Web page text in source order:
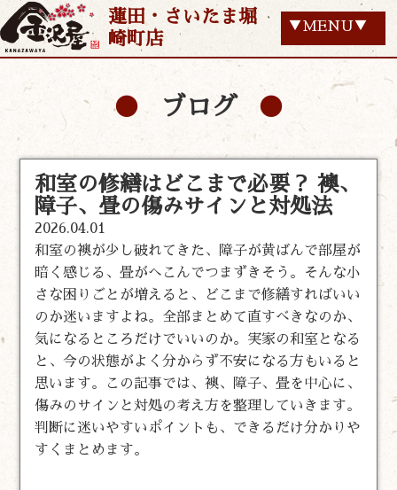
蓮田・さいたま堀
崎町店
▼MENU▼
ブログ
和室の修繕はどこまで必要？ 襖、
障子、畳の傷みサインと対処法
2026.04.01
和室の襖が少し破れてきた、障子が黄ばんで部屋が
暗く感じる、畳がへこんでつまずきそう。そんな小
さな困りごとが増えると、どこまで修繕すればいい
のか迷いますよね。全部まとめて直すべきなのか、
気になるところだけでいいのか。実家の和室となる
と、今の状態がよく分からず不安になる方もいると
思います。この記事では、襖、障子、畳を中心に、
傷みのサインと対処の考え方を整理していきます。
判断に迷いやすいポイントも、できるだけ分かりや
すくまとめます。